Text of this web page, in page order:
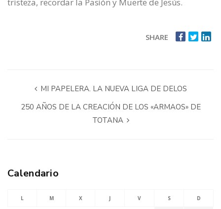
SHARE
MI PAPELERA. LA NUEVA LIGA DE DELOS
250 AÑOS DE LA CREACIÓN DE LOS «ARMAOS» DE
TOTANA
Calendario
L M X J V S D